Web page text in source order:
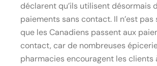
déclarent qu’ils utilisent désormais
paiements sans contact. Il n’est
que les Canadiens passent aux
contact, car de nombreuses
pharmacies encouragent les clients